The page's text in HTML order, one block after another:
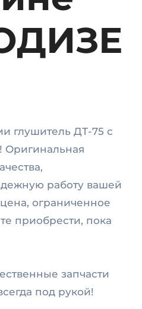
глушитель ДТ-75 с
Оригинальная
работу вашей
ограниченное
приобрести, пока
запчасти
под рукой!